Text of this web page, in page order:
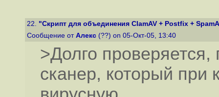
22. "Скрипт для объединения ClamAV + Postfix +
Сообщение от Алекс (??) on 05-Окт-05, 13:40
>Долго проверяется,
сканер, который при